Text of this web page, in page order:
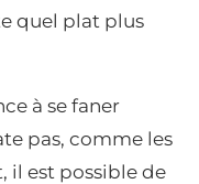
quel plat plus
à se faner
pas, comme les
il est possible de